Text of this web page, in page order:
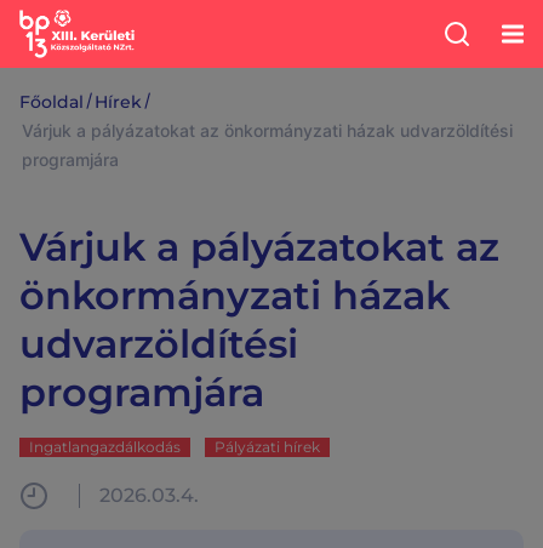
Főoldal /Hírek /
Várjuk a pályázatokat az önkormányzati házak udvarzöldítési
programjára
Várjuk a pályázatokat az
önkormányzati házak
udvarzöldítési
programjára
Ingatlangazdálkodás Pályázati hírek
2026.03.4.